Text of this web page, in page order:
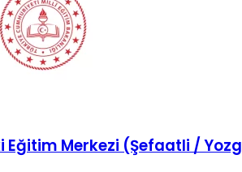
Eğitim Merkezi (Şefaatli /